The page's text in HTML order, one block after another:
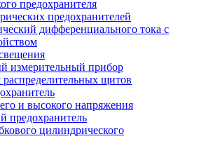
предохранителя
предохранителей
дифференциального тока с
измерительный прибор
щитов
и высокого напряжения
цилиндрического